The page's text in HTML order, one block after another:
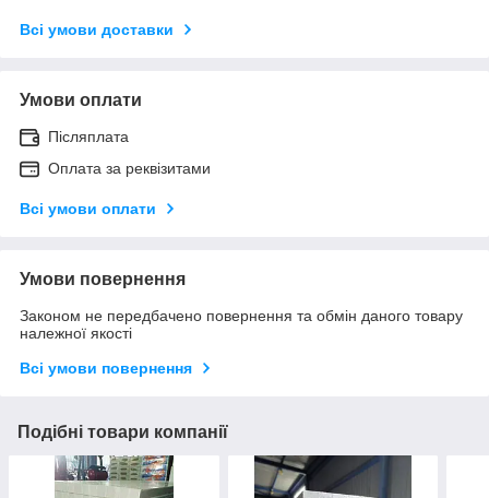
Всі умови доставки
Умови оплати
Післяплата
Оплата за реквізитами
Всі умови оплати
Умови повернення
Законом не передбачено повернення та обмін даного товару
належної якості
Всі умови повернення
Подібні товари компанії